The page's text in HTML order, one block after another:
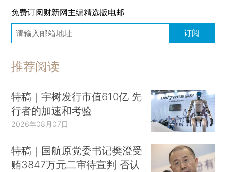
免费订阅财新网主编精选版电邮
订阅
推荐阅读
特稿｜宇树发行市值610亿 先
行者的加速和考验
2026年08月07日
特稿｜国航原党委书记樊澄受
贿3847万元二审待宣判 否认